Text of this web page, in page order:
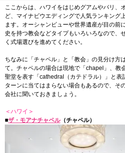
ここからは、ハワイをはじめグアムやバリ、
ど、マイナビウエディングで人気ランキング
ます。オーシャンビューや世界遺産が目の前
史を持つ教会などタイプもいろいろなので、
く式場選びを進めてください。
ちなみに「チャペル」と「教会」の見分け方
て。チャペルの場合は現地で「chapel」、教
聖堂を表す「cathedral（カテドラル）」と表
ターンに当てはまらない場合もあるので、そ
会社に聞いておきましょう。
＜ハワイ＞
■ザ・モアナチャペル（チャペル）